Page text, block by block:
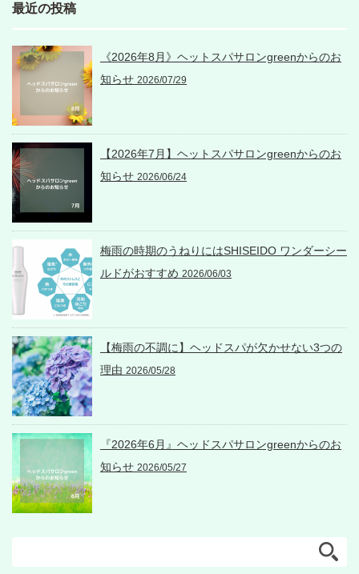
最近の投稿
《2026年8月》ヘットスパサロンgreenからのお
知らせ 2026/07/29
【2026年7月】ヘットスパサロンgreenからのお
知らせ 2026/06/24
梅雨の時期のうねりにはSHISEIDO ワンダーシー
ルドがおすすめ 2026/06/03
【梅雨の不調に】ヘッドスパが欠かせない3つの
理由 2026/05/28
『2026年6月』ヘッドスパサロンgreenからのお
知らせ 2026/05/27